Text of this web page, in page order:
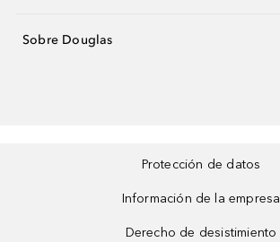
Sobre Douglas
Protección de datos
Información de la empresa
Derecho de desistimiento